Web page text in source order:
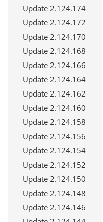
Update 2.124.174
Update 2.124.172
Update 2.124.170
Update 2.124.168
Update 2.124.166
Update 2.124.164
Update 2.124.162
Update 2.124.160
Update 2.124.158
Update 2.124.156
Update 2.124.154
Update 2.124.152
Update 2.124.150
Update 2.124.148
Update 2.124.146